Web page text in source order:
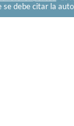
debe citar la